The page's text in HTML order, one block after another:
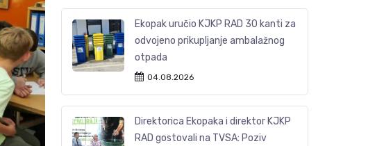
Ekopak uručio KJKP RAD 30 kanti za
odvojeno prikupljanje ambalažnog
otpada
04.08.2026
Direktorica Ekopaka i direktor KJKP
RAD gostovali na TVSA: Poziv